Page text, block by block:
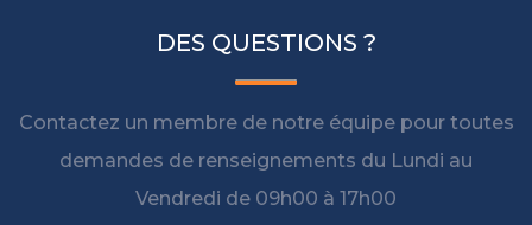
DES QUESTIONS ?
Contactez un membre de notre équipe pour toutes
demandes de renseignements du Lundi au
Vendredi de 09h00 à 17h00